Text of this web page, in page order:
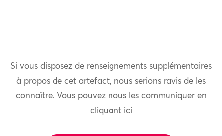
Si vous disposez de renseignements supplémentaires
à propos de cet artefact, nous serions ravis de les
connaître. Vous pouvez nous les communiquer en
cliquant ici